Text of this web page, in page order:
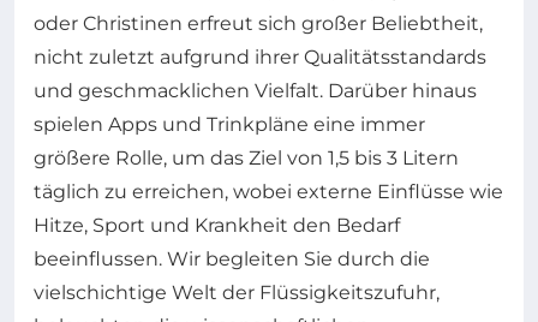
oder Christinen erfreut sich großer Beliebtheit,
nicht zuletzt aufgrund ihrer Qualitätsstandards
und geschmacklichen Vielfalt. Darüber hinaus
spielen Apps und Trinkpläne eine immer
größere Rolle, um das Ziel von 1,5 bis 3 Litern
täglich zu erreichen, wobei externe Einflüsse wie
Hitze, Sport und Krankheit den Bedarf
beeinflussen. Wir begleiten Sie durch die
vielschichtige Welt der Flüssigkeitszufuhr,